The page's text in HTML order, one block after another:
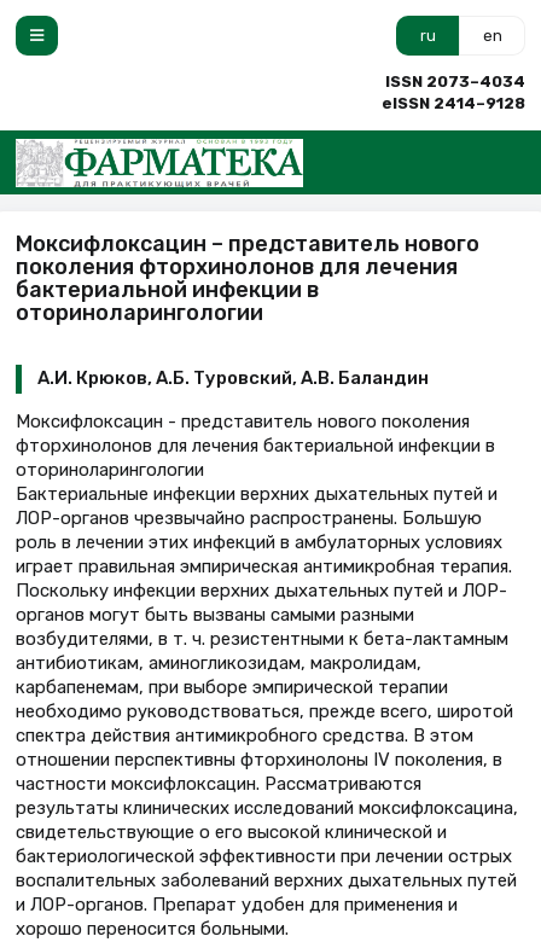
ru en
ISSN 2073–4034
eISSN 2414–9128
Моксифлоксацин – представитель нового
поколения фторхинолонов для лечения
бактериальной инфекции в
оториноларингологии
А.И. Крюков, А.Б. Туровский, А.В. Баландин
Моксифлоксацин - представитель нового поколения
фторхинолонов для лечения бактериальной инфекции в
оториноларингологии
Бактериальные инфекции верхних дыхательных путей и
ЛОР-органов чрезвычайно распространены. Большую
роль в лечении этих инфекций в амбулаторных условиях
играет правильная эмпирическая антимикробная терапия.
Поскольку инфекции верхних дыхательных путей и ЛОР-
органов могут быть вызваны самыми разными
возбудителями, в т. ч. резистентными к бета-лактамным
антибиотикам, аминогликозидам, макролидам,
карбапенемам, при выборе эмпирической терапии
необходимо руководствоваться, прежде всего, широтой
спектра действия антимикробного средства. В этом
отношении перспективны фторхинолоны IV поколения, в
частности моксифлоксацин. Рассматриваются
результаты клинических исследований моксифлоксацина,
свидетельствующие о его высокой клинической и
бактериологической эффективности при лечении острых
воспалительных заболеваний верхних дыхательных путей
и ЛОР-органов. Препарат удобен для применения и
хорошо переносится больными.